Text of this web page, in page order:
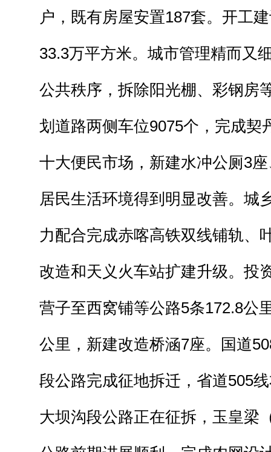
户，既有房屋安置187套。开工
33.3万平方米。城市管理精而又
公共秩序，拆除阳光棚、彩钢房
划道路两侧车位9075个，完成契
十大便民市场，新建水冲公厕3
居民生活环境得到明显改善。城
力配合完成赤喀高铁双线铺轨、
改造和天义火车站扩建升级。投
营子至西窝铺等公路5条172.8公
公里，新建改造桥涵7座。国道
段公路完成征地拆迁，省道505
大坝沟段公路正在征拆，玉皇梁